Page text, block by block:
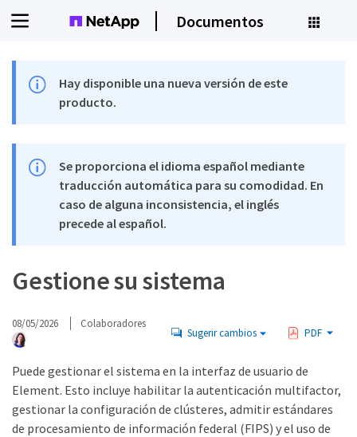
Documentos
Hay disponible una nueva versión de este
producto.
Se proporciona el idioma español mediante
traducción automática para su comodidad. En
caso de alguna inconsistencia, el inglés
precede al español.
Gestione su sistema
08/05/2026 Colaboradores
Sugerir cambios PDF
Puede gestionar el sistema en la interfaz de usuario de
Element. Esto incluye habilitar la autenticación multifactor,
gestionar la configuración de clústeres, admitir estándares
de procesamiento de información federal (FIPS) y el uso de